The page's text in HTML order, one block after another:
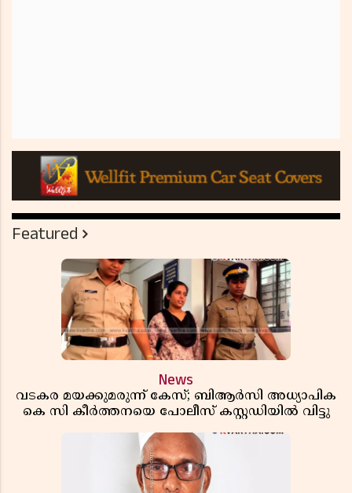
Featured
News
വടകര മയക്കുമരുന്ന് കേസ്; ബിആർസി അധ്യാപിക
കെ സി കീർത്തനയെ പോലീസ് കസ്റ്റഡിയിൽ വിട്ടു